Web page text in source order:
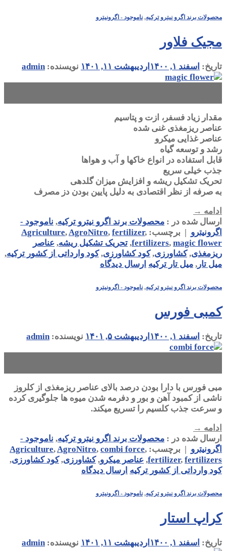
محصولات برند اگرو نیترو ترکیه, ناموجود - اگرونیترو
مجیک فلاور
تاریخ: اسفند ۱, ۱۴۰۰ اردیبهشت ۱۱, ۱۴۰۱ نویسنده: admin
مقدار زیاد فسفر، ازت و پتاسیم
عناصر ریزمغذی غنی شده
عناصر غذایی میکرو
رشد و توسعه گیاه
قابل استفاده در انواع خاکها و آب و هواها
جذب خیلی سریع
تحریک تشکیل ریشه و افزایش میزان گلدهی
به صرفه از نظر اقتصادی به دلیل پایین بودن دز مصرف
ادامه →
ارسال شده در : محصولات برند اگرو نیترو ترکیه, ناموجود -
اگرونیترو | برچسب: Agriculture,AgroNitro, fertilizer,
fertilizers, magic flower
, تحریک تشکیل ریشه, عناصر
ریزمغذی,کشاورزی,کود کشاورزی,کود وارداتی از کشور ترکیه,
میل تار , میل تار ترکیه ارسال دیدگاه
محصولات برند اگرو نیترو ترکیه, ناموجود - اگرونیترو
کمبی فورس
تاریخ: اسفند ۱, ۱۴۰۰ اردیبهشت ۵, ۱۴۰۱ نویسنده: admin
مبی فورس با دارا بودن درصد بالای عناصر ریزمغذی از کلروز
ناشی از کمبود آهن و بور و دفرمه شدن میوه ها جلوگیری کرده
و سرعت جذب کلسیم را تسریع میکند.
ادامه →
ارسال شده در : محصولات برند اگرو نیترو ترکیه, ناموجود -
اگرونیترو | برچسب: Agriculture,AgroNitro, combi force,
fertilizer, fertilizers
, عناصر میکرو,کشاورزی,کود کشاورزی,
کود وارداتی از کشور ترکیه ارسال دیدگاه
محصولات برند اگرو نیترو ترکیه, ناموجود - اگرونیترو
کراپ استار
تاریخ: اسفند ۱, ۱۴۰۰ اردیبهشت ۱۱, ۱۴۰۱ نویسنده: admin